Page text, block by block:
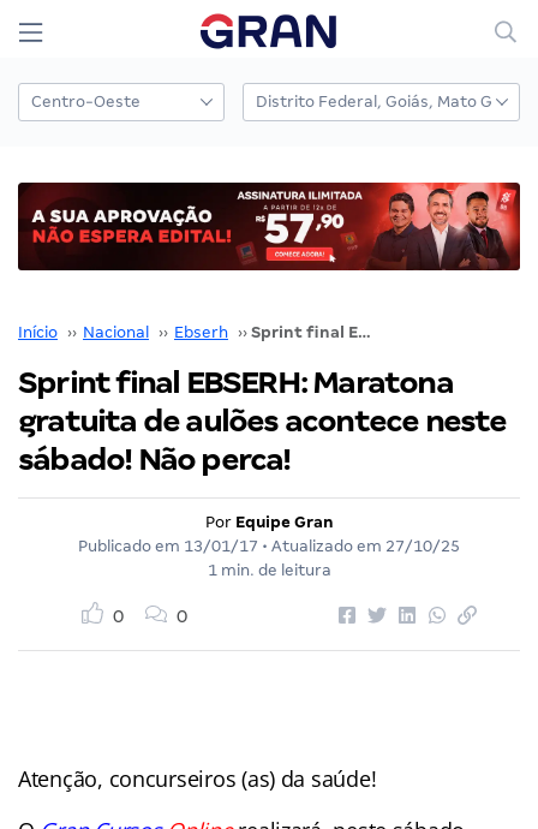
Início ›› Nacional ›› Ebserh ›› Sprint final EBSERH: Maratona gratuita de aulões acontece neste sábado! Não perca!
Sprint final EBSERH: Maratona
gratuita de aulões acontece neste
sábado! Não perca!
Por Equipe Gran
Publicado em 13/01/17 • Atualizado em 27/10/25
1 min. de leitura
0 0
Atenção, concurseiros (as) da saúde!